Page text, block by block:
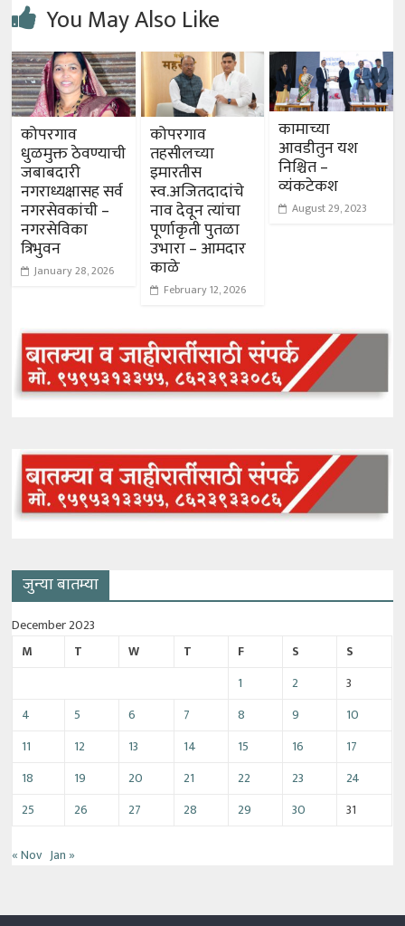
You May Also Like
कोपरगाव
धुळमुक्त ठेवण्याची
जबाबदारी
नगराध्यक्षासह सर्व
नगरसेवकांची –
नगरसेविका
त्रिभुवन
January 28, 2026
कोपरगाव
तहसीलच्या
इमारतीस
स्व.अजितदादांचे
नाव देवून त्यांचा
पूर्णाकृती पुतळा
उभारा – आमदार
काळे
February 12, 2026
कामाच्या
आवडीतुन यश
निश्चित –
व्यंकटेकश
August 29, 2023
जुन्या बातम्या
December 2023
M
T W T F S
S
1
2
3
4
5 6 7 8 9
10
11
12 13 14 15 16
17
18
19 20 21 22 23
24
25
26 27 28 29 30 31
« Nov Jan »